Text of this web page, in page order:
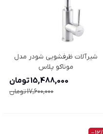
شیرآلات ظرفشویی شودر مدل
موناکو پلاس
15,488,000 تومان
17,600,000 تومان